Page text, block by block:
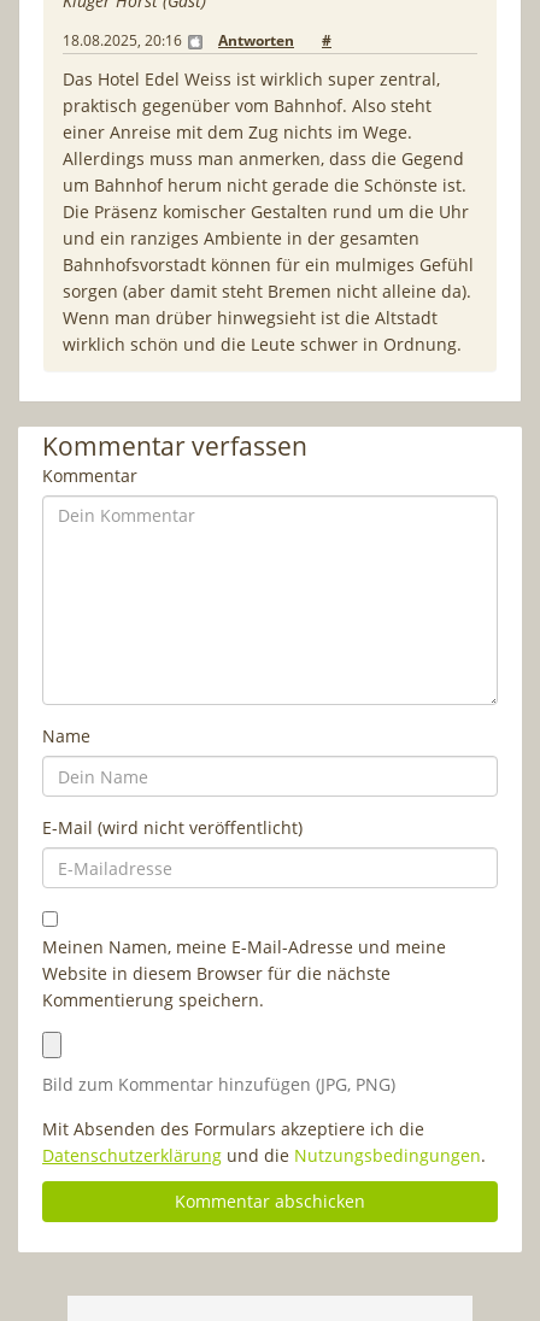
18.08.2025, 20:16 Antworten #
Das Hotel Edel Weiss ist wirklich super zentral,
praktisch gegenüber vom Bahnhof. Also steht
einer Anreise mit dem Zug nichts im Wege.
Allerdings muss man anmerken, dass die Gegend
um Bahnhof herum nicht gerade die Schönste ist.
Die Präsenz komischer Gestalten rund um die Uhr
und ein ranziges Ambiente in der gesamten
Bahnhofsvorstadt können für ein mulmiges Gefühl
sorgen (aber damit steht Bremen nicht alleine da).
Wenn man drüber hinwegsieht ist die Altstadt
wirklich schön und die Leute schwer in Ordnung.
Kommentar verfassen
Kommentar
Name
E-Mail (wird nicht veröffentlicht)
Meinen Namen, meine E-Mail-Adresse und meine
Website in diesem Browser für die nächste
Kommentierung speichern.
Bild zum Kommentar hinzufügen (JPG, PNG)
Mit Absenden des Formulars akzeptiere ich die
Datenschutzerklärung und die Nutzungsbedingungen.